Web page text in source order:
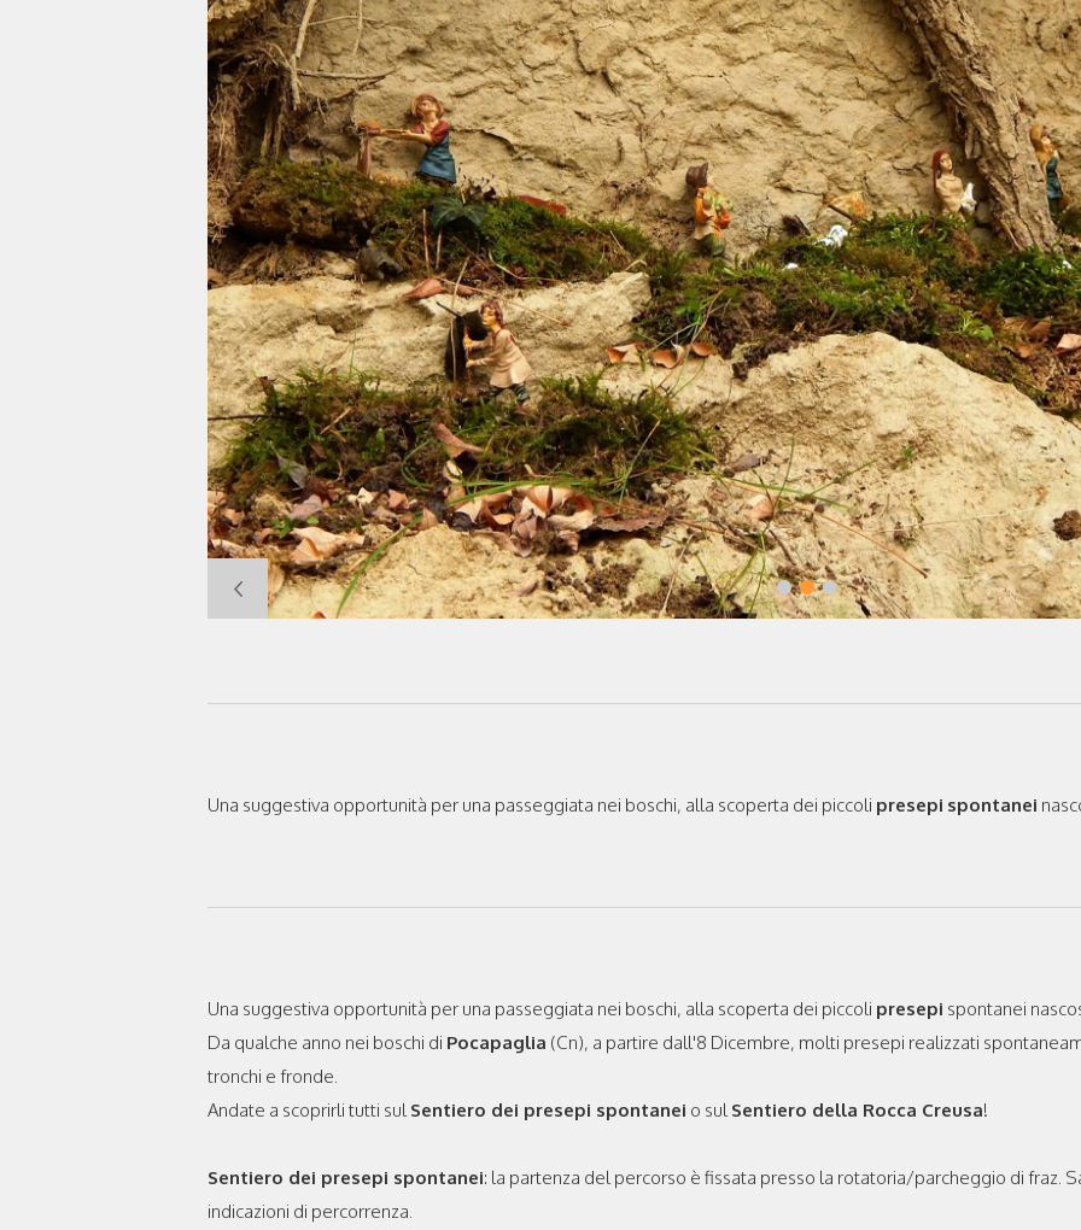
Una suggestiva opportunità per una passeggiata nei boschi, alla scoperta dei piccoli presepi‬ spontanei
Una suggestiva opportunità per una passeggiata nei boschi, alla scoperta dei piccoli presepi spontanei
Da qualche anno nei boschi di ‪‎Pocapaglia (Cn), a partire dall'8 Dicembre, molti presepi realizzati
tronchi e fronde.
Andate a scoprirli tutti sulSentiero dei presepi spontanei o sulSentiero della Rocca Creusa!
Sentiero dei presepi spontanei: la partenza del percorso è fissata presso la rotatoria/parcheggio di fraz.
indicazioni di percorrenza.